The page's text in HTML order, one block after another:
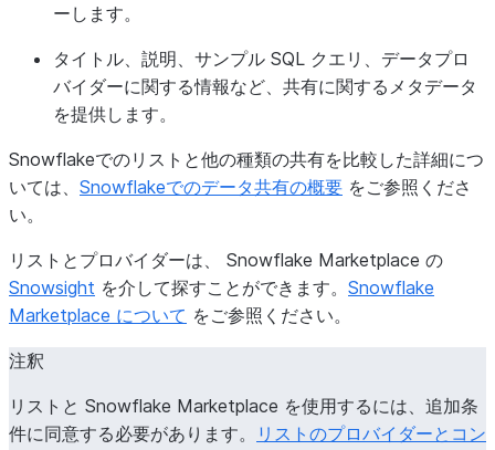
ーします。
タイトル、説明、サンプル SQL クエリ、データプロ
バイダーに関する情報など、共有に関するメタデータ
を提供します。
Snowflakeでのリストと他の種類の共有を比較した詳細につ
いては、 Snowflakeでのデータ共有の概要 をご参照くださ
い。
リストとプロバイダーは、 Snowflake Marketplace の
Snowsight を介して探すことができます。 Snowflake
Marketplace について をご参照ください。
注釈
リストと Snowflake Marketplace を使用するには、追加条
件に同意する必要があります。
リストのプロバイダーとコン